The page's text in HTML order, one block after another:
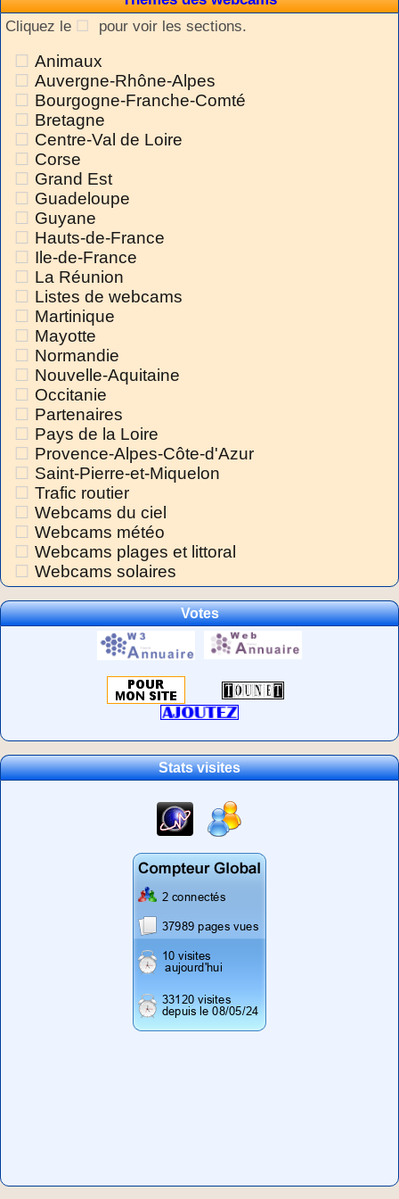
Cliquez le
pour voir les sections.
Animaux
Auvergne-Rhône-Alpes
Bourgogne-Franche-Comté
Bretagne
Centre-Val de Loire
Corse
Grand Est
Guadeloupe
Guyane
Hauts-de-France
Ile-de-France
La Réunion
Listes de webcams
Martinique
Mayotte
Normandie
Nouvelle-Aquitaine
Occitanie
Partenaires
Pays de la Loire
Provence-Alpes-Côte-d'Azur
Saint-Pierre-et-Miquelon
Trafic routier
Webcams du ciel
Webcams météo
Webcams plages et littoral
Webcams solaires
Votes
Stats visites